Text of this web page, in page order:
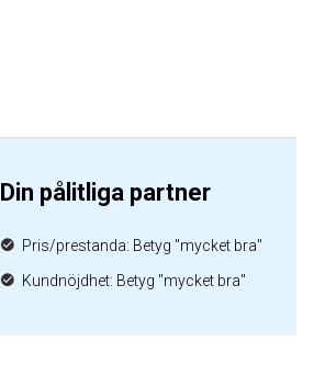
Din pålitliga partner
Pris/prestanda: Betyg "mycket bra"
Kundnöjdhet: Betyg "mycket bra"